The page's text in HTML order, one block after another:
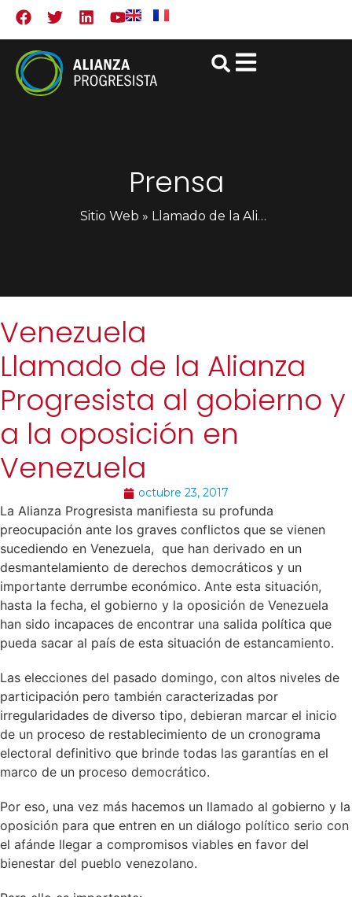
Prensa
Sitio Web » Llamado de la Alianza Progresista al gobierno y a la oposición en Venezuela
Venezuela
Llamado de la Alianza
Progresista al gobierno y
a la oposición en
Venezuela
octubre 23, 2017
La Alianza Progresista manifiesta su profunda
preocupación ante los graves conflictos que se vienen
sucediendo en Venezuela, que han derivado en un
desmantelamiento de derechos democráticos y un
importante derrumbe económico. Ante esta situación,
hasta la fecha, el gobierno y la oposición de Venezuela
han sido incapaces de encontrar una salida política que
pueda sacar al país de esta situación de estancamiento.
Las elecciones del pasado domingo, con altos niveles de
participación pero también caracterizadas por
irregularidades de diverso tipo, debieran marcar el inicio
de un proceso de restablecimiento de un cronograma
electoral definitivo que brinde todas las garantías en el
marco de un proceso democrático.
Por eso, una vez más hacemos un llamado al gobierno y la
oposición para que entren en un diálogo político serio con
el afánde llegar a compromisos viables en favor del
bienestar del pueblo venezolano.